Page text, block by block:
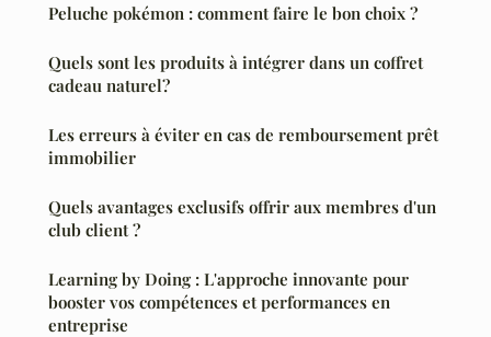
Peluche pokémon : comment faire le bon choix ?
Quels sont les produits à intégrer dans un coffret
cadeau naturel?
Les erreurs à éviter en cas de remboursement prêt
immobilier
Quels avantages exclusifs offrir aux membres d'un
club client ?
Learning by Doing : L'approche innovante pour
booster vos compétences et performances en
entreprise